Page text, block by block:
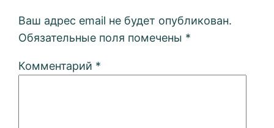
Ваш адрес email не будет опубликован.
Обязательные поля помечены *
Комментарий *